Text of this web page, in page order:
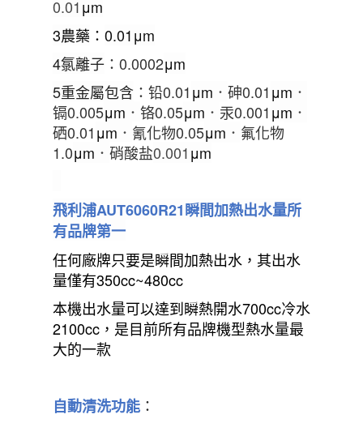
0.01μm
3農藥 ： 0.01μm
4氯離子 ： 0.0002μm
5重金屬包含 ：铅0.01μm ． 砷0.01μm ．
镉0.005μm ． 铬0.05μm ． 汞0.001μm ．
硒0.01μm ． 氰化物0.05μm ． 氟化物
1.0μm ． 硝酸盐0.001μm
飛利浦AUT6060R21瞬間加熱出水量所
有品牌第一
任何廠牌只要是瞬間加熱出水，其出水
量僅有350cc~480cc
本機出水量可以達到瞬熱開水700cc冷水
2100cc，是目前所有品牌機型熱水量最
大的一款
自動清洗功能 ：